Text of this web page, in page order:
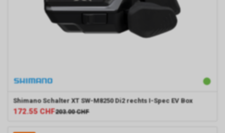
Shimano Schalter XT SW-M8250 Di2 rechts I-Spec EV Box
172.55 CHF203.00 CHF